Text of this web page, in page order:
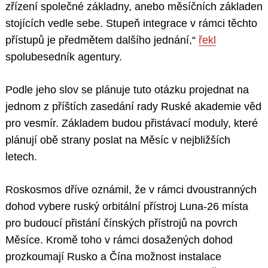
zřízení společné základny, anebo měsíčních základen
stojících vedle sebe. Stupeň integrace v rámci těchto
přístupů je předmětem dalšího jednání,“ řekl
spolubesedník agentury.
Podle jeho slov se plánuje tuto otázku projednat na
jednom z příštích zasedání rady Ruské akademie věd
pro vesmír. Základem budou přistávací moduly, které
plánují obě strany poslat na Měsíc v nejbližších
letech.
Roskosmos dříve oznámil, že v rámci dvoustranných
dohod vybere ruský orbitální přístroj Luna-26 místa
pro budoucí přistání čínských přístrojů na povrch
Měsíce. Kromě toho v rámci dosažených dohod
prozkoumají Rusko a Čína možnost instalace